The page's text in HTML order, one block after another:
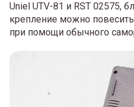
Uniel UTV-81 и RST 02575,
крепление можно
при помощи обычного